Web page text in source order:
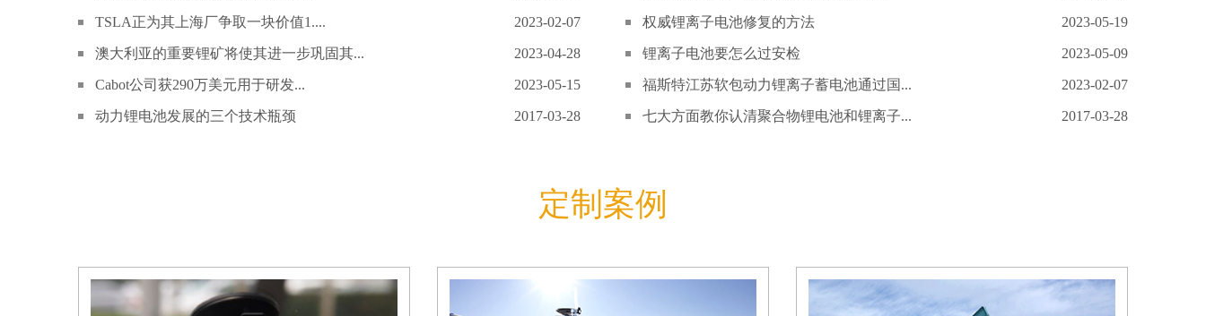
TSLA正为其上海厂争取一块价值1.... 2023-02-07 权威锂离子电池修复的方法 2023-05-19
澳大利亚的重要锂矿将使其进一步巩固其... 2023-04-28 锂离子电池要怎么过安检 2023-05-09
Cabot公司获290万美元用于研发... 2023-05-15 福斯特江苏软包动力锂离子蓄电池通过国... 2023-02-07
动力锂电池发展的三个技术瓶颈 2017-03-28 七大方面教你认清聚合物锂电池和锂离子... 2017-03-28
定制案例